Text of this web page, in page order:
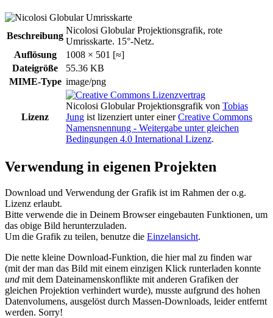
Beschreibung
Nicolosi Globular Projektionsgrafik, rote
Umrisskarte. 15°-Netz.
Auflösung
1008 × 501 [≈]
Dateigröße
55.36 KB
MIME-Type image/png
Lizenz
Nicolosi Globular Projektionsgrafik von Tobias
Jung ist lizenziert unter einerCreative Commons
Namensnennung - Weitergabe unter gleichen
Bedingungen 4.0 International Lizenz.
Verwendung in eigenen Projekten
Download und Verwendung der Grafik ist im Rahmen der o.g.
Lizenz erlaubt.
Bitte verwende die in Deinem Browser eingebauten Funktionen, um
das obige Bild herunterzuladen.
Um die Grafik zu teilen, benutze die Einzelansicht.
Die nette kleine Download-Funktion, die hier mal zu finden war
(mit der man das Bild mit einem einzigen Klick runterladen konnte
und mit dem Dateinamenskonflikte mit anderen Grafiken der
gleichen Projektion verhindert wurde), musste aufgrund des hohen
Datenvolumens, ausgelöst durch Massen-Downloads, leider entfernt
werden. Sorry!